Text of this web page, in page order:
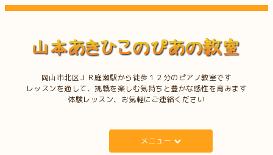
岡山市北区ＪＲ庭瀬駅から徒歩１２分のピアノ教室です
レッスンを通して、挑戦を楽しむ気持ちと豊かな感性を育みます
体験レッスン、お気軽にご連絡ください
メニュー